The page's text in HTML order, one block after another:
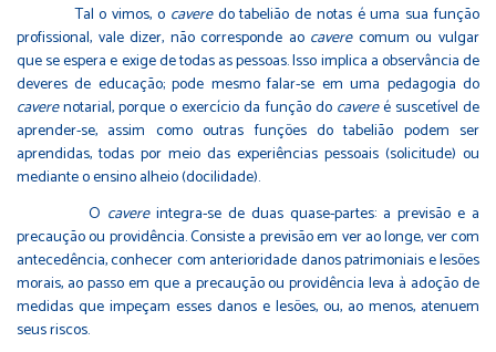
Tal o vimos, o caveredo tabelião de notas é uma sua função
profissional, vale dizer, não corresponde ao caverecomum ou vulgar
que se espera e exige de todas as pessoas. Isso implica a observância de
deveres de educação; pode mesmo falar-se em uma pedagogia do
caverenotarial, porque o exercício da função do cavereé suscetível de
aprender-se, assim como outras funções do tabelião podem ser
aprendidas, todas por meio das experiências pessoais (solicitude) ou
mediante o ensino alheio (docilidade).
O cavereintegra-se de duas quase-partes: a previsão e a
precaução ou providência. Consiste a previsão em ver ao longe, ver com
antecedência, conhecer com anterioridade danos patrimoniais e lesões
morais, ao passo em que a precaução ou providência leva à adoção de
medidas que impeçam esses danos e lesões, ou, ao menos, atenuem
seus riscos.